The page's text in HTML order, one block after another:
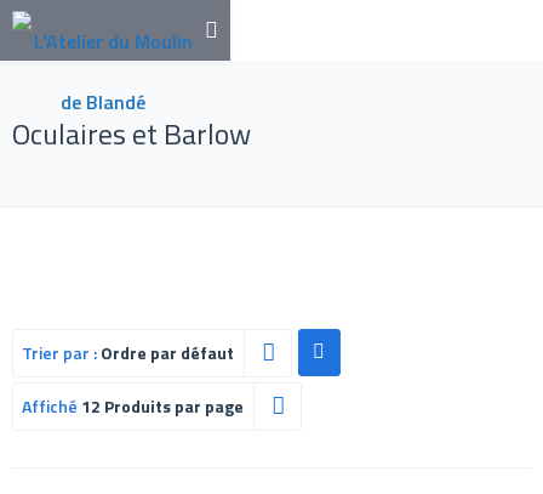
Oculaires et Barlow
Trier par :Ordre par défaut
Affiché 12 Produits par page